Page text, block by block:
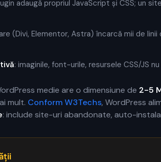
adaugă propriul JavaScript și CSS; un
(Divi, Elementor, Astra) încarcă mii de
: imaginile, font-urile, resursele CSS/JS
medie are o dimensiune de 2-5
mult. Conform W3Techs, WordPress
: include site-uri abandonate, auto-